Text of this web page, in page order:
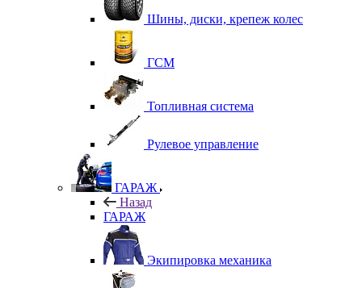
Шины, диски, крепеж колес
ГСМ
Топливная система
Рулевое управление
ГАРАЖ
Назад
ГАРАЖ
Экипировка механика